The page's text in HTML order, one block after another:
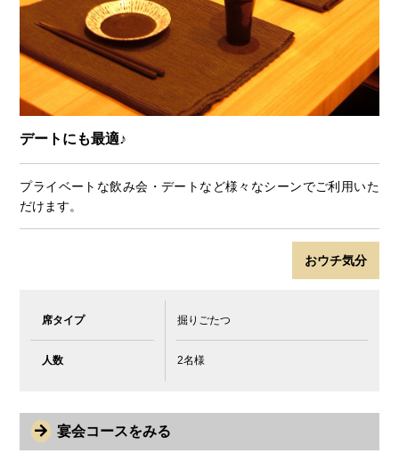
デートにも最適♪
プライベートな飲み会・デートなど様々なシーンでご利用いた
だけます。
おウチ気分
席タイプ 掘りごたつ
人数 2名様
宴会コースをみる